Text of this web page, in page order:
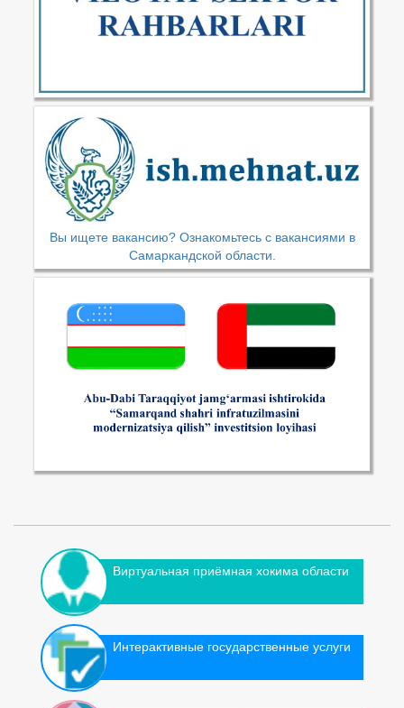
Вы ищете вакансию? Ознакомьтесь с вакансиями в
Самаркандской области.
Виртуальная приёмная хокима области
Интерактивные государственные услуги